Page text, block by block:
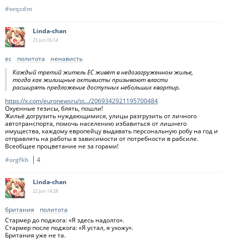
#orqcdm
Linda-chan
25 Jun 05:14
ес политота
ненависть
Каждый третий житель ЕС живёт в недозагруженном жилье,
тогда как жилищные активисты призывают власти
расширять предложение доступных небольших квартир.
https://x.com/euronewsru/st.../2069342921195700484
Охуенные тезисы, блять, пошли!
Жильё догрузить нуждающимися, улицы разгрузить от личного
автотранспорта, помочь населению избавиться от лишнего
имущества, каждому европейцу выдавать персональную робу на год и
отправлять на работы в зависимости от потребности в рабсиле.
Всеобщее процветание не за горами!
#orgfkh
4
Linda-chan
22 Jun 14:28
британия
политота
Стармер до поджога: «Я здесь надолго».
Стармер после поджога: «Я устал, я ухожу».
Британия уже не та.